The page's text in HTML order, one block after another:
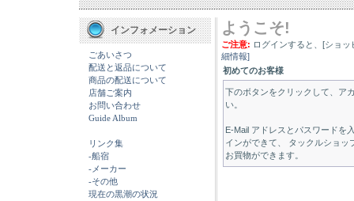
インフォメーション
ごあいさつ
配送と返品について
商品の配送について
店舗ご案内
お問い合わせ
Guide Album
リンク集
-船宿
-メーカー
-その他
現在の黒潮の状況
ようこそ!
ご注意: ログインすると、[ショ
細情報]
初めてのお客様
下のボタンをクリックして、ア
い。
E-Mail アドレスとパスワードを
インができて、 タックルショッ
お買物ができます。